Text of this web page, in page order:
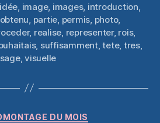
idée image, images, introduction
obtenu partie permis photo,
, realise representer, rois,
, suffisamment,tete, tres,
,visuelle
Catégories
DU MOIS